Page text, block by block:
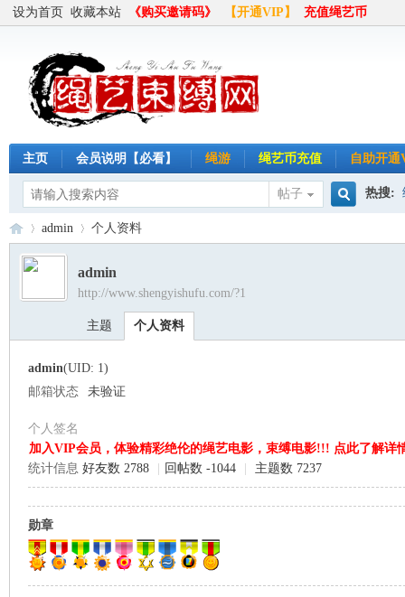
设为首页 收藏本站 《购买邀请码》 【开通VIP】 充值绳艺币
主页 会员说明【必看】 绳游 绳艺币充值 自助开通
帖子 热搜:
›
admin 个人资料
admin
http://www.shengyishufu.com/?1
主题 个人资料
admin(UID: 1)
邮箱状态
未验证
个人签名
加入VIP会员，体验精彩绝伦的绳艺电影，束缚电影!!! 点此了解详
统计信息 好友数 2788 回帖数 -1044 主题数 7237
勋章